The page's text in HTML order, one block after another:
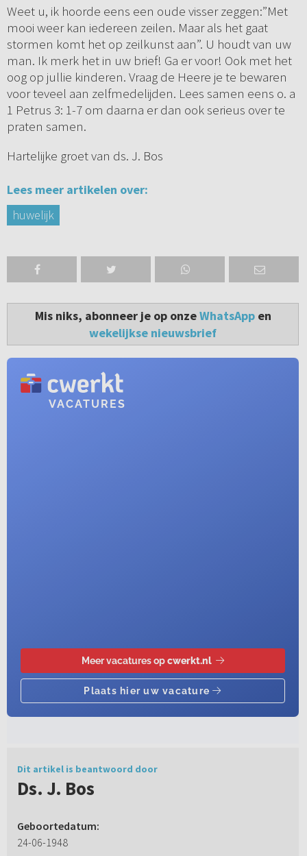
Weet u, ik hoorde eens een oude visser zeggen:”Met
mooi weer kan iedereen zeilen. Maar als het gaat
stormen komt het op zeilkunst aan”. U houdt van uw
man. Ik merk het in uw brief! Ga er voor! Ook met het
oog op jullie kinderen. Vraag de Heere je te bewaren
voor teveel aan zelfmedelijden. Lees samen eens o. a
1 Petrus 3: 1-7 om daarna er dan ook serieus over te
praten samen.
Hartelijke groet van ds. J. Bos
Lees meer artikelen over:
huwelijk
Mis niks, abonneer je op onzeWhatsAppen
wekelijkse nieuwsbrief
Dit artikel is beantwoord door
Ds. J. Bos
Geboortedatum:
24-06-1948